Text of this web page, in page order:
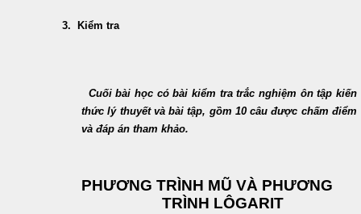
3. Kiểm tra
Cuối bài học có bài kiểm tra trắc nghiệm ôn tập kiến
thức lý thuyết và bài tập, gồm 10 câu được chấm điểm
và đáp án tham khảo.
PHƯƠNG TRÌNH MŨ VÀ PHƯƠNG
TRÌNH LÔGARIT